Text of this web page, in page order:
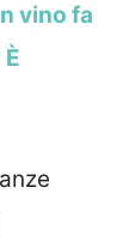
vino fa